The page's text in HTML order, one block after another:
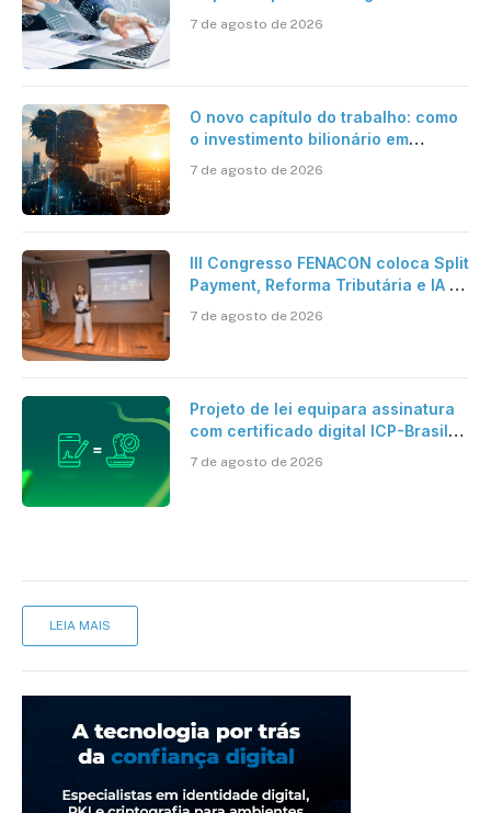
7 de agosto de 2026
O novo capítulo do trabalho: como
o investimento bilionário em
verdadeira era da inteligência
7 de agosto de 2026
III Congresso FENACON coloca Split
Payment, Reforma Tributária e IA no
7 de agosto de 2026
Projeto de lei equipara assinatura
com certificado digital ICP-Brasil
cartório
7 de agosto de 2026
LEIA MAIS